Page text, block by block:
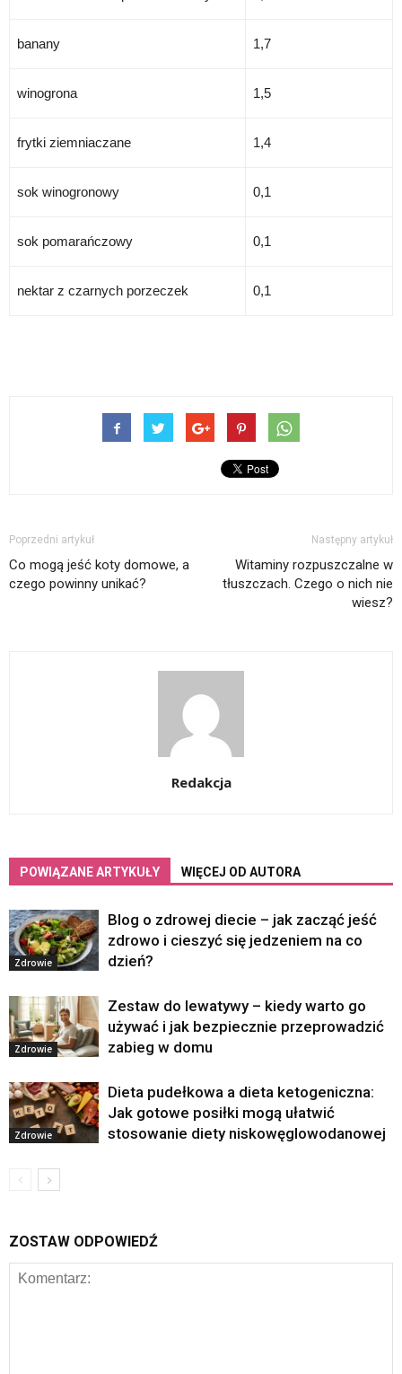
banany 1,7
winogrona 1,5
frytki ziemniaczane 1,4
sok winogronowy 0,1
sok pomarańczowy 0,1
nektar z czarnych porzeczek 0,1
Poprzedni artykuł
Co mogą jeść koty domowe, a
czego powinny unikać?
Następny artykuł
Witaminy rozpuszczalne w
tłuszczach. Czego o nich nie
wiesz?
Redakcja
POWIĄZANE ARTYKUŁY WIĘCEJ OD AUTORA
Zdrowie
Blog o zdrowej diecie – jak zacząć jeść
zdrowo i cieszyć się jedzeniem na co
dzień?
Zdrowie
Zestaw do lewatywy – kiedy warto go
używać i jak bezpiecznie przeprowadzić
zabieg w domu
Zdrowie
Dieta pudełkowa a dieta ketogeniczna:
Jak gotowe posiłki mogą ułatwić
stosowanie diety niskowęglowodanowej
ZOSTAW ODPOWIEDŹ